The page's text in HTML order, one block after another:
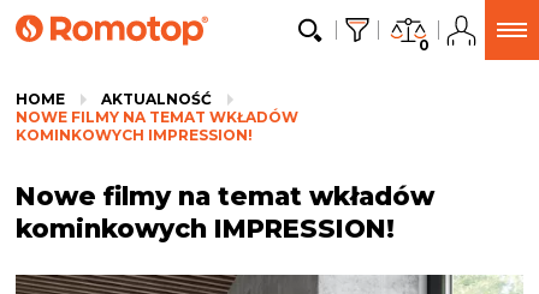
0
HOME
AKTUALNOŚĆ
NOWE FILMY NA TEMAT WKŁADÓW
KOMINKOWYCH IMPRESSION!
Nowe filmy na temat wkładów
kominkowych IMPRESSION!